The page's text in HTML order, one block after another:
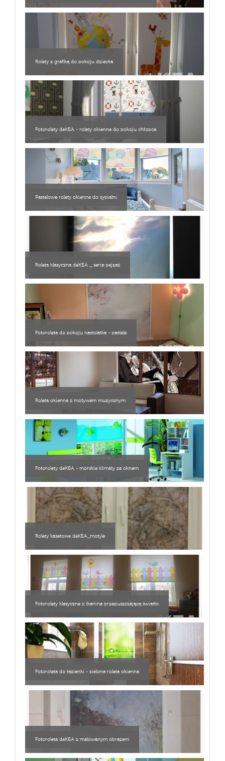
Rolety z grafiką do pokoju dziecka
Fotorolety deKEA - rolety okienne do pokoju chłopca
Pastelowe rolety okienne do sypialni
Roleta klasyczna deKEA _ seria pejzaż
Fotoroleta do pokoju nastolatka - pastele
Roleta okienna z motywem muzycznym
Fotorolety deKEA - morskie klimaty za oknem
Rolety kasetowe deKEA_motyle
Fotorolety klasyczne z tkanina przepuszczającą światło
Fotoroleta do łazienki - zielona roleta okienna
Fotoroleta deKEA z malowanym obrazem